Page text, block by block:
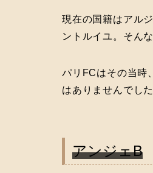
現在の国籍はアル
ントルイユ。そん
パリFCはその当時
はありませんでし
アンジェB